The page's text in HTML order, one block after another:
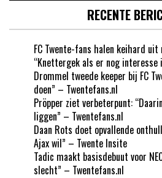
RECENTE
FC Twente-fans halen keihard
“Knettergek als er nog
Drommel tweede keeper bij FC
doen” – Twentefans.nl
Pröpper ziet verbeterpunt:
liggen” – Twentefans.nl
Daan Rots doet opvallende
Ajax wil” – Twente Insite
Tadic maakt basisdebuut voor
slecht” – Twentefans.nl